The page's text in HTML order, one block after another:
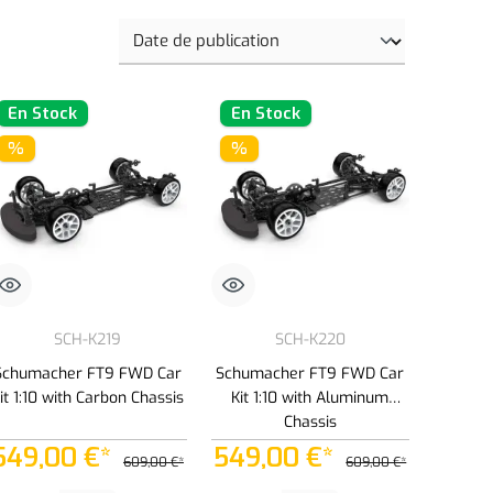
En Stock
%
SCH-K219
FT9 FWD Car
1:10 with Carbon Chassis
€* 609,00 €*
En Stock
%
SCH-K220
Schumacher FT9 FWD Car
Kit 1:10 with Aluminum
Chassis
549,00 €* 609,00 €*